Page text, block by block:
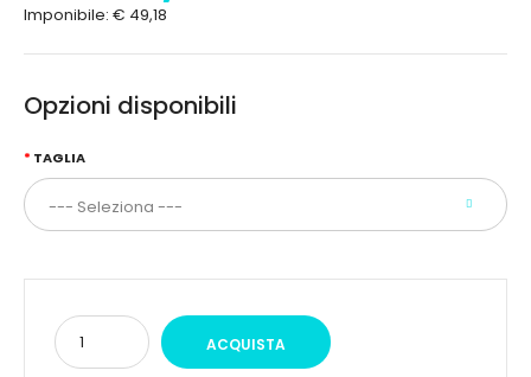
Imponibile: € 49,18
Opzioni disponibili
TAGLIA